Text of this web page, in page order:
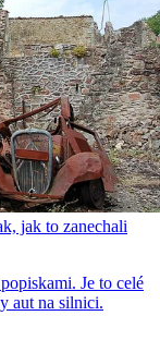
jak to zanechali
Je to celé
aut na silnici.